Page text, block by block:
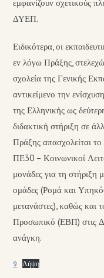
εμφανίζουν σχετικούς
ΔΥΕΠ.
Ειδικότερα, οι
εν λόγω Πράξης,
σχολεία της Γενικής
αντικείμενο την
της Ελληνικής ως
διδακτική στήριξη σε
Πράξης απασχολείται
ΠΕ30 – Κοινωνικοί
μονάδες για τη στήριξη
ομάδες (Ρομά και
μετανάστες), καθώς και
Προσωπικό (ΕΒΠ) στις
ανάγκη.
9 Λήψη